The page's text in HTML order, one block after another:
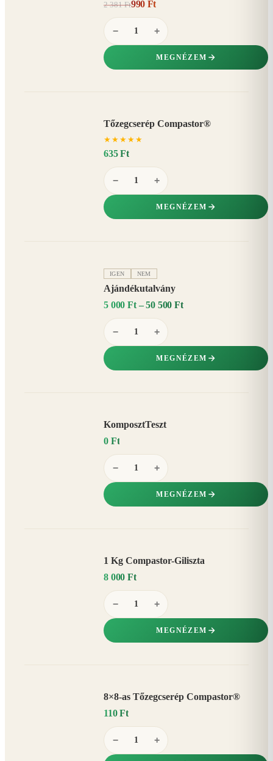
2 381 Ft990 Ft
− +
MEGNÉZEM
Tőzegcserép Compastor®
★ ★ ★ ★ ★
635 Ft
− +
MEGNÉZEM
IGEN NEM
Ajándékutalvány
5 000 Ft – 50 500 Ft
− +
MEGNÉZEM
KomposztTeszt
0 Ft
− +
MEGNÉZEM
1 Kg Compastor-Giliszta
8 000 Ft
− +
MEGNÉZEM
8×8-as Tőzegcserép Compastor®
110 Ft
− +